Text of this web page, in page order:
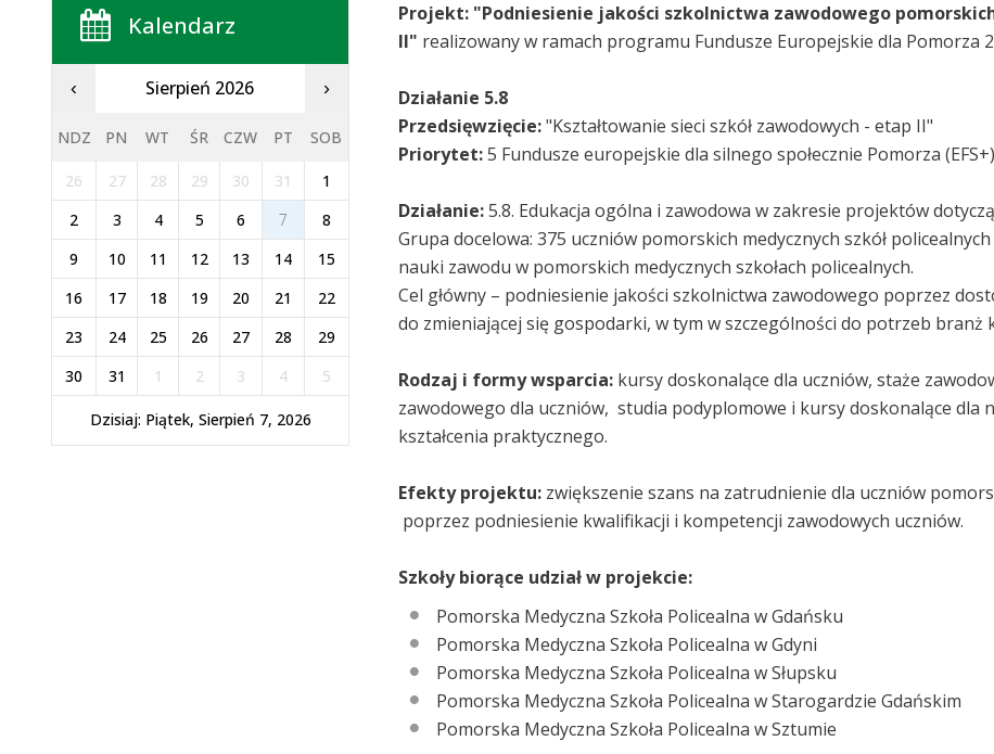
Projekt: "Podniesienie jakości szkolnictwa zawodowego
II" realizowany w ramach programu Fundusze Europejskie dla Pomorza
Działanie 5.8
Przedsięwzięcie:"Kształtowanie sieci szkół zawodowych - etap II"
Priorytet:5 Fundusze europejskie dla silnego społecznie Pomorza (EFS+)
Działanie:5.8. Edukacja ogólna i zawodowa w zakresie projektów
Grupa docelowa: 375 uczniów pomorskich medycznych szkół
nauki zawodu w pomorskich medycznych szkołach policealnych.
Cel główny – podniesienie jakości szkolnictwa zawodowego poprzez
do zmieniającej się gospodarki, w tym w szczególności do potrzeb branż
Rodzaj i formy wsparcia: kursy doskonalące dla uczniów, staże
zawodowego dla uczniów, studia podyplomowe i kursy doskonalące dla
kształcenia praktycznego.
Efekty projektu: zwiększenie szans na zatrudnienie dla uczniów
poprzez podniesienie kwalifikacji i kompetencji zawodowych uczniów.
Szkoły biorące udział w projekcie:
Pomorska Medyczna Szkoła Policealna w Gdańsku
Pomorska Medyczna Szkoła Policealna w Gdyni
Pomorska Medyczna Szkoła Policealna w Słupsku
Pomorska Medyczna Szkoła Policealna w Starogardzie Gdańskim
Pomorska Medyczna Szkoła Policealna w Sztumie
Kalendarz
‹ Sierpień 2026 ›
NDZ PN WT ŚR CZW PT SOB
26 27 28 29 30 31
1
2
3 4 5 6 7
8
9
10 11 12 13 14
15
16
17 18 19 20 21
22
23
24 25 26 27 28
29
30
31 1 2 3 4 5
Dzisiaj: Piątek, Sierpień 7, 2026